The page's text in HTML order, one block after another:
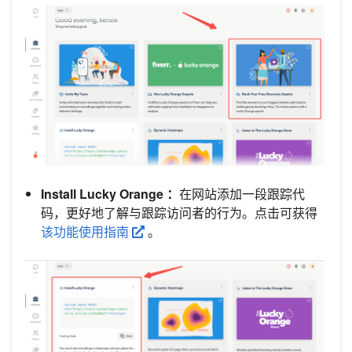
Install Lucky Orange ： 在网站添加一段跟踪代
码，更好地了解与跟踪访问者的行为。点击可获得
该功能使用指南
。